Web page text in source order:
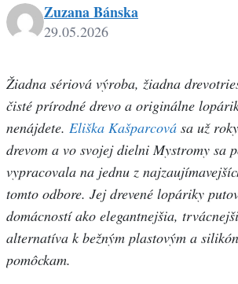
Zuzana Bánska
29.05.2026
Žiadna sériová výroba, žiadna
čisté prírodné drevo a originálne
nenájdete. Eliška Kašparcová sa už
drevom a vo svojej dielni Mystromy sa
vypracovala na jednu z
tomto odbore. Jej drevené lopáriky
domácností ako elegantnejšia,
alternatíva k bežným plastovým a
pomôckam.